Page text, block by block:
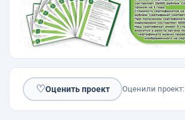
♡Оценить проект Оценили проект: